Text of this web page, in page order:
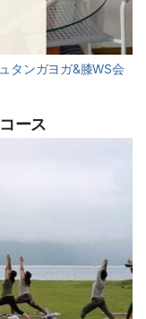
タンガヨガ&膝WS会
ース